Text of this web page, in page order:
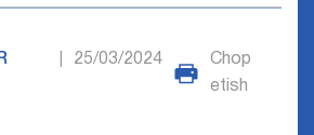
25/03/2024
Chop
etish